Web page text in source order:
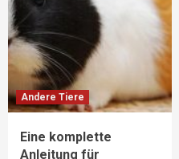
Andere Tiere
Eine komplette
Anleitung für